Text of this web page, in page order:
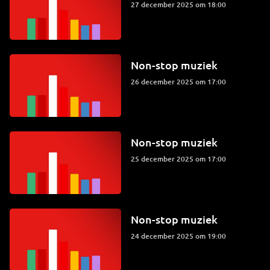
27 december 2025 om 18:00
Non-stop muziek
26 december 2025 om 17:00
Non-stop muziek
25 december 2025 om 17:00
Non-stop muziek
24 december 2025 om 19:00